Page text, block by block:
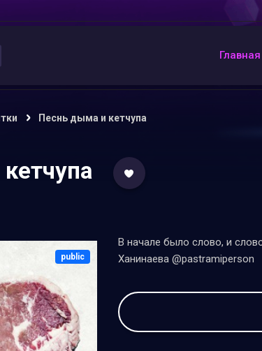
Главная
Песнь дыма и кетчупа
public
В начале было слово, и
Ханинаева @pastramiperson